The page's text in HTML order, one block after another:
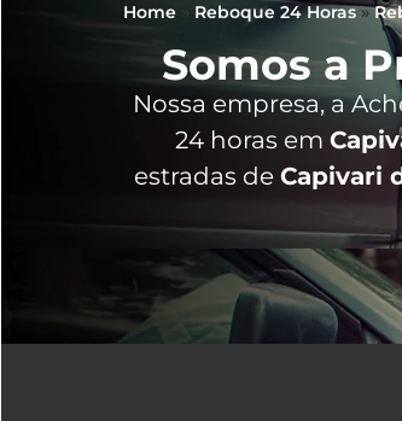
Home
Reboque 24 Horas»
Somos a
Nossa empresa, a
24 horas em
estradas de Capivari